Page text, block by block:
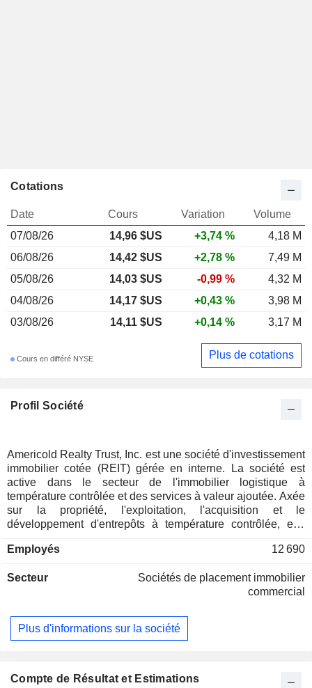
Profil Société
Americold Realty Trust, Inc. est une société d'investissement
immobilier cotée (REIT) gérée en interne. La société est
active dans le secteur de l'immobilier logistique à
température contrôlée et des services à valeur ajoutée. Axée
sur la propriété, l'exploitation, l'acquisition et le
développement d'entrepôts à température contrôlée, elle
représentant une capacité de stockage réfrigérée d'environ
Europe, en Asie-Pacifique et en Amérique du Sud. Ses
installations font partie intégrante de la chaîne
transformateurs, les distributeurs et les détaillants
alimentaires aux consommateurs. En outre, elle détient des
température contrôlée au Brésil, et l’autre avec la
Employés 12 690
Secteur
Sociétés de placement immobilier
commercial
Plus d'informations sur la société
Cotations
Date Cours Variation
Volume
07/08/26
14,96 $US +3,74 %
4,18 M
06/08/26
14,42 $US +2,78 %
7,49 M
05/08/26
14,03 $US -0,99 %
4,32 M
04/08/26
14,17 $US +0,43 %
3,98 M
03/08/26
14,11 $US +0,14 % 3,17 M
Cours en différé NYSE Plus de cotations
Compte de Résultat et Estimations